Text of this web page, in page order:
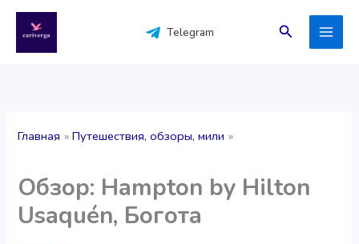
содержимому
Telegram Поиск
Главная Путешествия, обзоры, мили
Обзор: Hampton by Hilton
Usaquén, Богота